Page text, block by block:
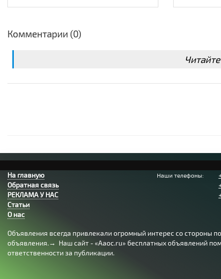
Комментарии (0)
На главную
Обратная связь
РЕКЛАМА У НАС
Статьи
О нас
Наши телефоны:
Объявления всегда привлекали огромный интерес со стороны
объявления.→ Наш сайт - «Aaoc.ru» бесплатных объявлений
ответственности за публикации.